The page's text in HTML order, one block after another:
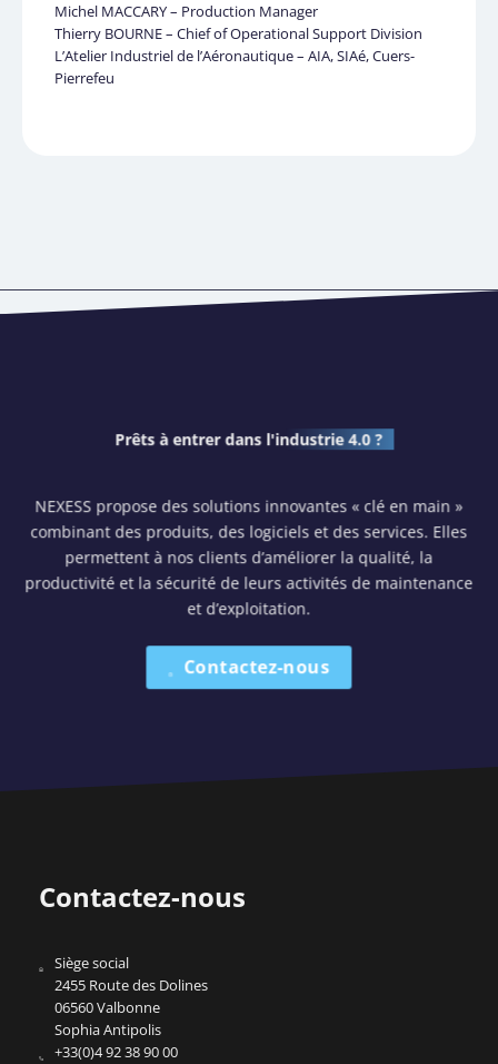
Michel MACCARY – Production Manager
Thierry BOURNE – Chief of Operational Support Division
L’Atelier Industriel de l’Aéronautique – AIA, SIAé, Cuers-
Pierrefeu
Prêts à entrer dans l'industrie 4.0 ?
NEXESS propose des solutions innovantes « clé en main »
combinant des produits, des logiciels et des services. Elles
permettent à nos clients d’améliorer la qualité, la
productivité et la sécurité de leurs activités de maintenance
et d’exploitation.
Contactez-nous
Contactez-nous
Siège social
2455 Route des Dolines
06560 Valbonne
Sophia Antipolis
+33(0)4 92 38 90 00